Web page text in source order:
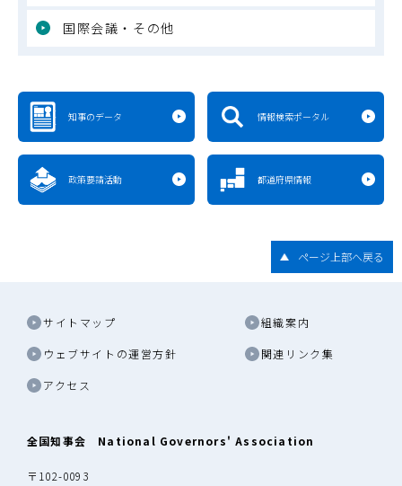
国際会議・その他
知事のデータ 情報検索ポータル
政策要請活動 都道府県情報
ページ上部へ戻る
サイトマップ 組織案内
ウェブサイトの運営方針 関連リンク集
アクセス
全国知事会 National Governors' Association
〒102-0093